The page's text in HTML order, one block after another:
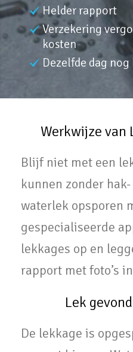
Helder rapport
Verzekering
kosten
Dezelfde dag
Werkwijze van
Blijf niet met een
kunnen zonder
waterlek opsporen
gespecialiseerde
lekkages op en
rapport met foto’s
Lek
De lekkage is